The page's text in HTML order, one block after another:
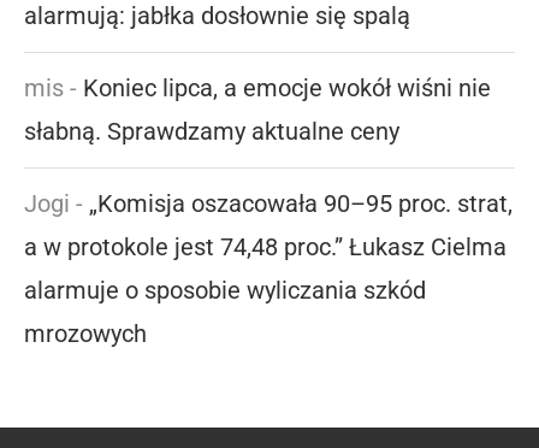
alarmują: jabłka dosłownie się spalą
mis - Koniec lipca, a emocje wokół wiśni nie
słabną. Sprawdzamy aktualne ceny
Jogi - „Komisja oszacowała 90–95 proc. strat,
a w protokole jest 74,48 proc.” Łukasz Cielma
alarmuje o sposobie wyliczania szkód
mrozowych